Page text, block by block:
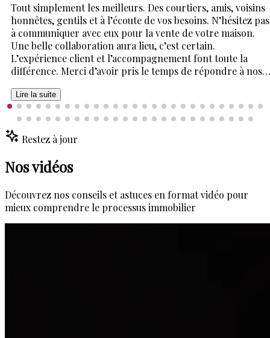
Tout simplement les meilleurs. Des courtiers, amis, voisins
honnêtes, gentils et à l’écoute de vos besoins. N’hésitez pas
à communiquer avec eux pour la vente de votre maison.
Une belle collaboration aura lieu, c’est certain.
L’expérience client et l’accompagnement font toute la
différence. Merci d’avoir pris le temps de répondre à nos
expérience avec vous deux. Un énorme merci 🙏
Lire la suite
Restez à jour
Nos vidéos
Découvrez nos conseils et astuces en format vidéo pour
mieux comprendre le processus immobilier